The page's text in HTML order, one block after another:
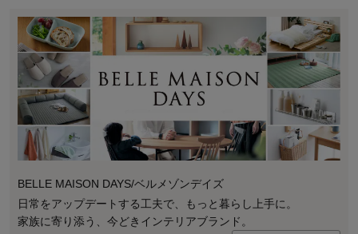
BELLE MAISON DAYS/ベルメゾンデイズ
日常をアップデートする工夫で、もっと暮らし上手に。
家族に寄り添う、今どきインテリアブランド。